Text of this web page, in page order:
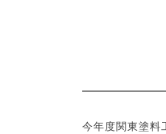
今年度関東塗料